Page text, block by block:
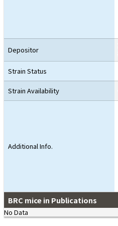
Depositor
Strain Status
Strain Availability
Additional Info.
BRC mice in Publications
No Data